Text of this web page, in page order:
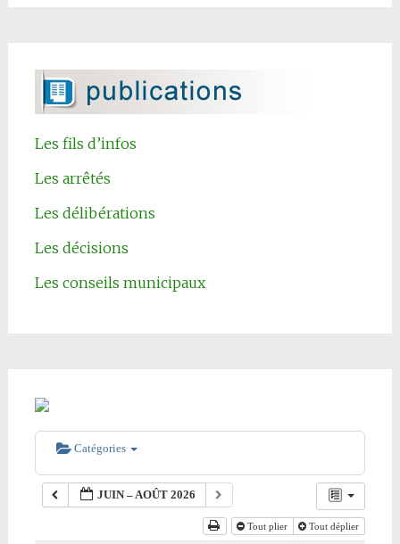
Les fils d’infos
Les arrêtés
Les délibérations
Les décisions
Les conseils municipaux
Catégories
JUIN – AOÛT 2026
Tout plier Tout déplier